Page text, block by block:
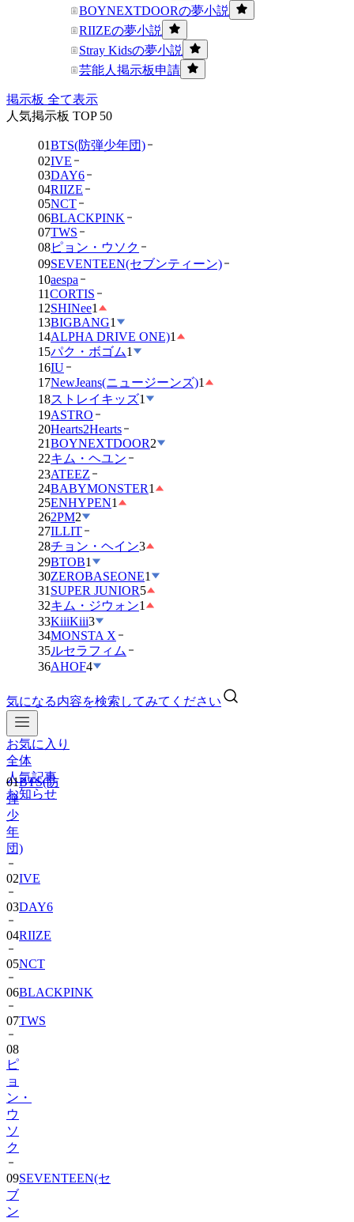
BOYNEXTDOORの夢小説
RIIZEの夢小説
Stray Kidsの夢小説
芸能人掲示板申請
掲示板 全て表示
人気掲示板 TOP 50
01BTS(防弾少年団)
02IVE
03DAY6
04RIIZE
05NCT
06BLACKPINK
07TWS
08ピョン・ウソク
09SEVENTEEN(セブンティーン)
10aespa
11CORTIS
12SHINee1
13BIGBANG1
14ALPHA DRIVE ONE)1
15パク・ボゴム1
16IU
17NewJeans(ニュージーンズ)1
18ストレイキッズ1
19ASTRO
20Hearts2Hearts
21BOYNEXTDOOR2
22キム・ヘユン
23ATEEZ
24BABYMONSTER1
25ENHYPEN1
262PM2
27ILLIT
28チョン・ヘイン3
29BTOB1
30ZEROBASEONE1
31 SUPER JUNIOR5
32キム・ジウォン1
33KiiiKiii3
34MONSTA X
35ルセラフィム
36AHOF4
気になる内容を検索してみてください
お気に入り
全体
人気記事
お知らせ
01BTS(防
弾
少
年
団)
02 IVE
03DAY6
04RIIZE
05NCT
06BLACKPINK
07TWS
08
ピ
ョ
ン・
ウ
ソ
ク
09
ブ
ン
テ
ィ